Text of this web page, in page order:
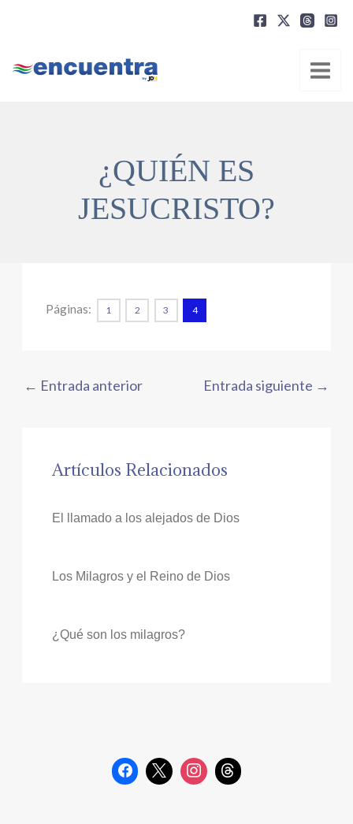
¿QUIÉN ES
JESUCRISTO?
Páginas: 1 2 3 4
← Entrada anterior Entrada siguiente →
Artículos Relacionados
El llamado a los alejados de Dios
Los Milagros y el Reino de Dios
¿Qué son los milagros?